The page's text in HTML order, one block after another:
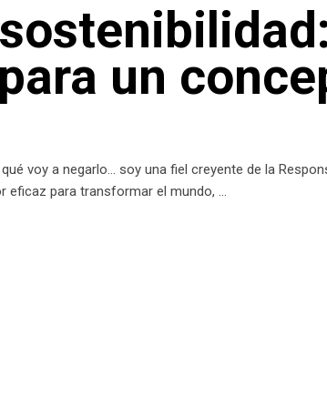
un
voy a negarlo… soy una fiel creyente de la
eficaz para transformar el mundo,